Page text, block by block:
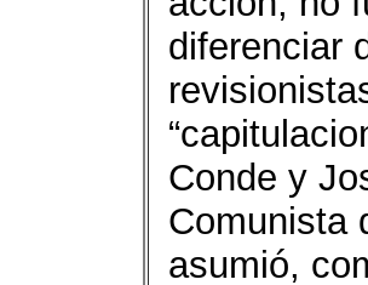
diferenciar
Conde y
Comunista
asumió,